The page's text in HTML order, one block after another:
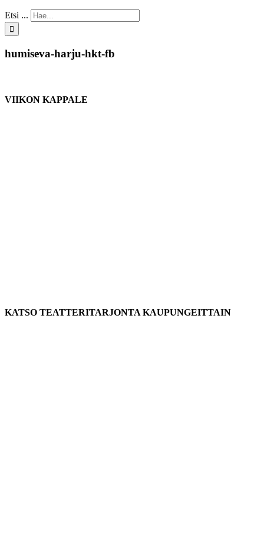
Etsi ...
humiseva-harju-hkt-fb
VIIKON KAPPALE
KATSO TEATTERITARJONTA KAUPUNGEITTAIN